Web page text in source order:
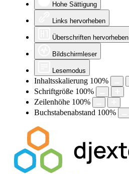
Hohe Sättigung
Links hervorheben
Überschriften hervorheben
Bildschirmleser
Lesemodus
Inhaltsskalierung 100%
Schriftgröße 100%
Zeilenhöhe 100%
Buchstabenabstand 100%